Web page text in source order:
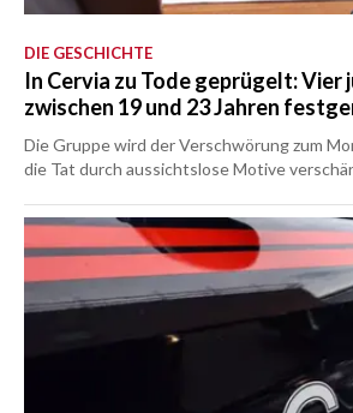
DIE GESCHICHTE
In Cervia zu Tode geprügelt: Vier
zwischen 19 und 23 Jahren
Die Gruppe wird der Verschwörung zum
die Tat durch aussichtslose Motive